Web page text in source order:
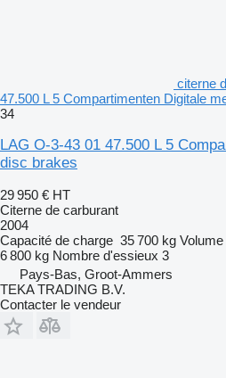
citerne
47.500 L 5 Compartimenten Digitale
34
LAG O-3-43 01 47.500 L 5
disc brakes
29 950 € HT
Citerne de carburant
2004
Capacité de charge 35 700 kg Volume
6 800 kg Nombre d'essieux 3
Pays-Bas, Groot-Ammers
TEKA TRADING B.V.
Contacter le vendeur